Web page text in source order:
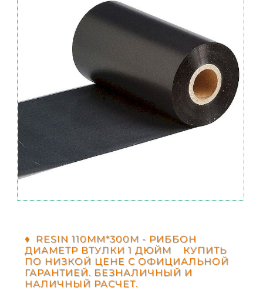
♦ RESIN 110ММ*300М - РИББОН
ДИАМЕТР ВТУЛКИ 1 ДЮЙМ КУПИТЬ
ПО НИЗКОЙ ЦЕНЕ С ОФИЦИАЛЬНОЙ
ГАРАНТИЕЙ. БЕЗНАЛИЧНЫЙ И
НАЛИЧНЫЙ РАСЧЕТ.